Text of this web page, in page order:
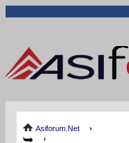
Asiforum.Net